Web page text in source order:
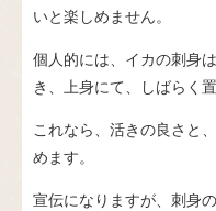
いと楽しめません。
個人的には、イカの刺身
き、上身にて、しばらく
これなら、活きの良さと
めます。
宣伝になりますが、刺身